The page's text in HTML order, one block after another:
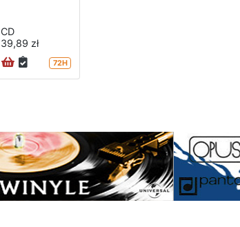
CD
39,89 zł
72H